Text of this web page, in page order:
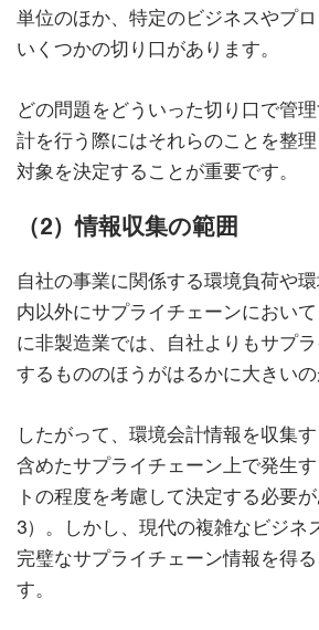
単位のほか、特定のビジネスやプ
いくつかの切り口があります。
どの問題をどういった切り口で管
計を行う際にはそれらのことを整理
対象を決定することが重要です。
（2）情報収集の範囲
自社の事業に関係する環境負荷や
内以外にサプライチェーンにおい
に非製造業では、自社よりもサプ
するもののほうがはるかに大きいの
したがって、環境会計情報を収集
含めたサプライチェーン上で発生
トの程度を考慮して決定する必要
3）。しかし、現代の複雑なビジネ
完璧なサプライチェーン情報を得
す。